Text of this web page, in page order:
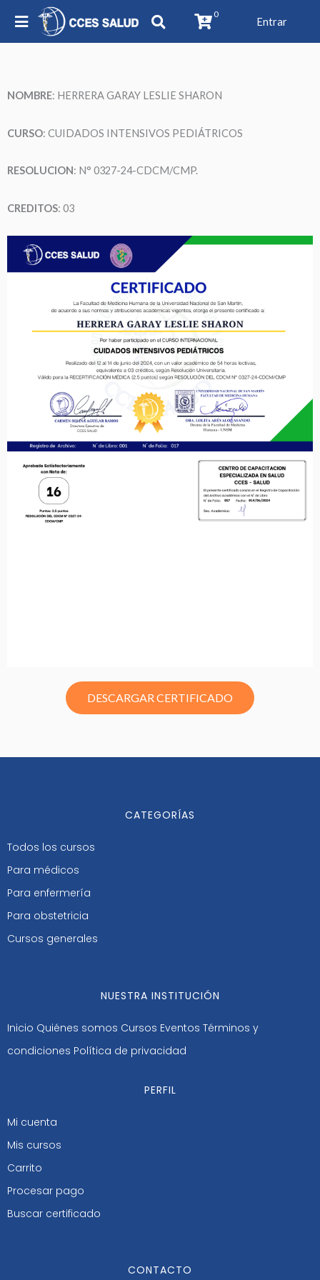
0
Entrar
NOMBRE: HERRERA GARAY LESLIE SHARON
CURSO: CUIDADOS INTENSIVOS PEDIÁTRICOS
RESOLUCION: N° 0327-24-CDCM/CMP.
CREDITOS: 03
DESCARGAR CERTIFICADO
CATEGORÍAS
Todos los cursos
Para médicos
Para enfermería
Para obstetricia
Cursos generales
NUESTRA INSTITUCIÓN
Inicio Quiénes somos Cursos Eventos Términos y
condiciones Política de privacidad
PERFIL
Mi cuenta
Mis cursos
Carrito
Procesar pago
Buscar certificado
CONTACTO